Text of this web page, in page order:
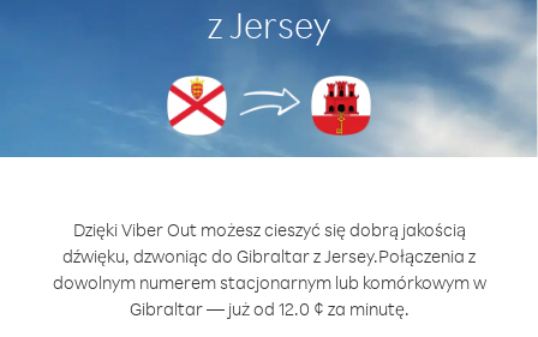
z Jersey
Dzięki Viber Out możesz cieszyć się dobrą jakością
dźwięku, dzwoniąc do Gibraltar z Jersey.Połączenia z
dowolnym numerem stacjonarnym lub komórkowym w
Gibraltar — już od 12.0 ¢ za minutę.